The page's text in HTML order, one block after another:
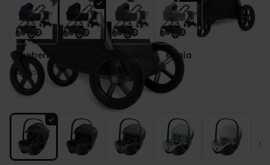
Blueberry
Volcanic
Koala